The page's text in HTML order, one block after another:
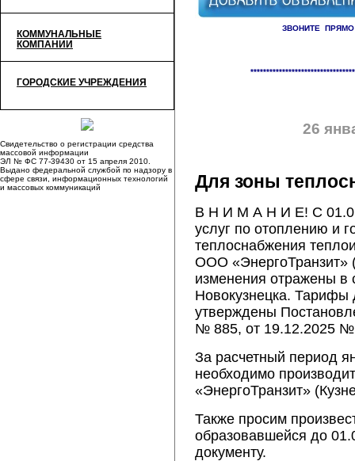
КОММУНАЛЬНЫЕ
КОМПАНИИ
ГОРОДСКИЕ УЧРЕЖДЕНИЯ
Свидетельство о регистрации средства
массовой информации
ЭЛ № ФС 77-39430 от 15 апреля 2010.
Выдано федеральной службой по надзору в
сфере связи, информационных технологий
и массовых коммуникаций
ЗВОНИТЕ
26
Для зоны
В Н И М А Н И Е! С
услуг по отоплению и
теплоснабжения
ООО «ЭнергоТранзит»
изменения отражены в
Новокузнецка.
утверждены
№ 885, от 19.12.2025 №
За расчетный период
необходимо
«ЭнергоТранзит»
Также просим
образовавшейся до
документу.